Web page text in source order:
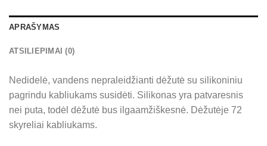
APRAŠYMAS
ATSILIEPIMAI (0)
Nedidelė, vandens nepraleidžianti dėžutė su silikoniniu
pagrindu kabliukams susidėti. Silikonas yra patvaresnis
nei puta, todėl dėžutė bus ilgaamžiškesnė. Dėžutėje 72
skyreliai kabliukams.